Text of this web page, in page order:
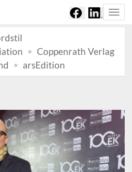
Coppenrath Verlag
arsEdition